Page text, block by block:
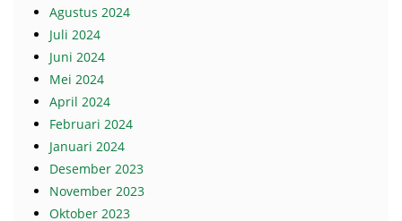
Agustus 2024
Juli 2024
Juni 2024
Mei 2024
April 2024
Februari 2024
Januari 2024
Desember 2023
November 2023
Oktober 2023